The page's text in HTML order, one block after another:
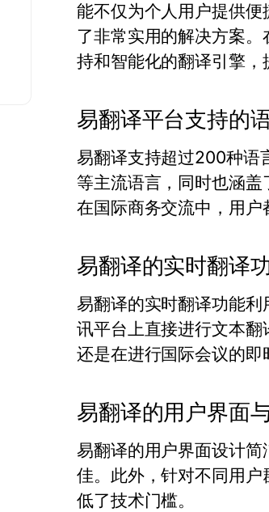
能不仅为个人用户提供
了非常实用的解决方案。
持和智能化的翻译引擎，
易翻译平台支持的
易翻译支持超过200种语
等主流语言，同时也涵
在国际商务交流中，用户
易翻译的实时翻译
易翻译的实时翻译功能
讯平台上直接进行文本
还是在进行国际会议的即
易翻译的用户界面
易翻译的用户界面设计
佳。此外，针对不同用
低了技术门槛。